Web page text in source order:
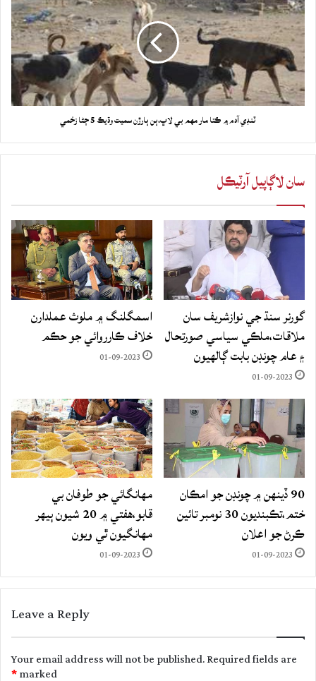
ٽنڊي آدم ۾ ڪتا مار مهم بي لاڀ،ٻن ٻارڙن سميت وڌيڪ 5 ڄڻا زخمي
سان لاڳاپيل آرٽيڪل
گورنر سنڌ جي نوازشريف سان
ملاقات،ملڪي سياسي صورتحال
۽ عام چونڊن بابت ڳالهيون
01-09-2023
اسمگلنگ ۾ ملوث عملدارن
خلاف ڪارروائي جو حڪم
01-09-2023
90 ڏينهن ۾ چونڊن جو امڪان
ختم،تڪبنديون 30 نومبر تائين
ڪرڻ جو اعلان
01-09-2023
مهانگائي جو طوفان بي
قابو،هفتي ۾ 20 شيون ٻيهر
مهانگيون ٿي ويون
01-09-2023
Leave a Reply
Your email address will not be published.Required fields are
marked
*